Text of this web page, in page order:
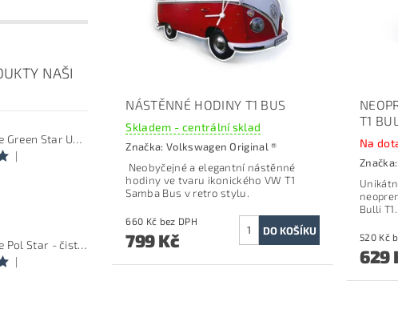
NAŠI
Koch Chemie Green Star Univerzal - Univerzální čistič
|
Koch Chemie Pol Star - čistič kůže, textilu a alcantary, objem 1 L
|
NÁSTĚNNÉ HODINY T1 BUS
Skladem - centrální sklad
Značka: Volkswagen Original ®
Neobyčejné a elegantní nástěnné
hodiny ve tvaru ikonického VW T1
Samba Bus v retro stylu.
660 Kč bez DPH
799 Kč
T1
Na
Značka:
Bulli T1.
629